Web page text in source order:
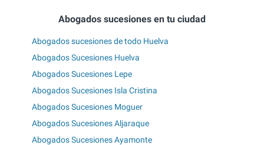
Abogados sucesiones en tu ciudad
Abogados sucesiones de todo Huelva
Abogados Sucesiones Huelva
Abogados Sucesiones Lepe
Abogados Sucesiones Isla Cristina
Abogados Sucesiones Moguer
Abogados Sucesiones Aljaraque
Abogados Sucesiones Ayamonte